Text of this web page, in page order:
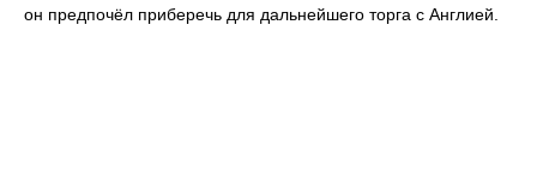
он предпочёл приберечь для дальнейшего торга с Англией.